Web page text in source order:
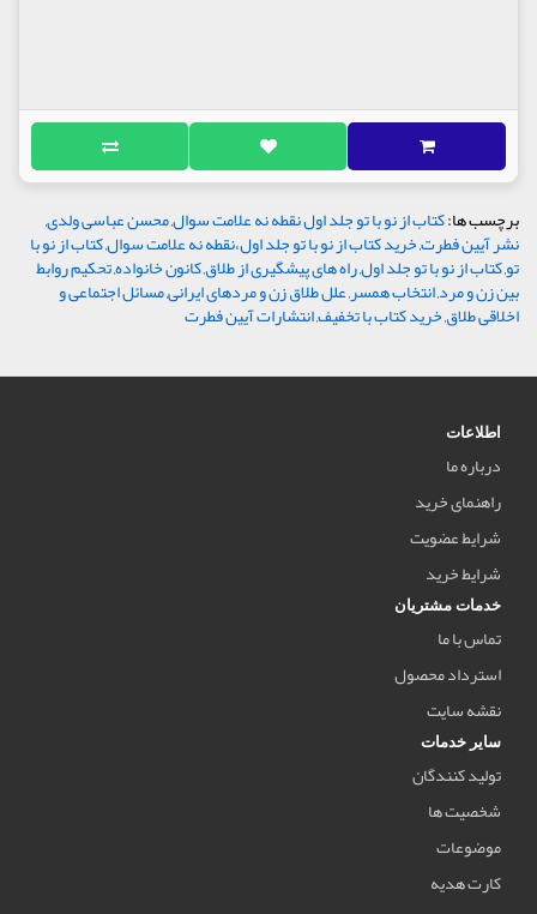
برچسب ها:کتاب از نو با تو جلد اول نقطه نه علامت سوال,محسن عباسی ولدی,
نشر آیین فطرت,خرید کتاب از نو با تو جلد اول،نقطه نه علامت سوال,کتاب از نو با
تو,کتاب از نو با تو جلد اول,راه های پیشگیری از طلاق,کانون خانواده,تحکیم روابط
بین زن و مرد,انتخاب همسر,علل طلاق زن و مردهای ایرانی,مسائل اجتماعی و
اخلاقی طلاق,خرید کتاب با تخفیف,انتشارات آیین فطرت
اطلاعات
درباره ما
راهنمای خرید
شرایط عضویت
شرایط خرید
خدمات مشتریان
تماس با ما
استرداد محصول
نقشه سایت
سایر خدمات
تولید کنندگان
شخصیت ها
موضوعات
کارت هدیه